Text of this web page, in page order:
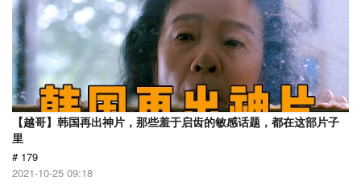
【越哥】韩国再出神片，那些羞于启齿的敏感话题，都在这部片子
里
# 179
2021-10-25 09:18